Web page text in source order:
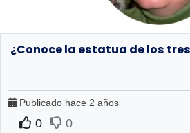
¿Conoce la estatua de los
Publicado hace 2 años
0 0